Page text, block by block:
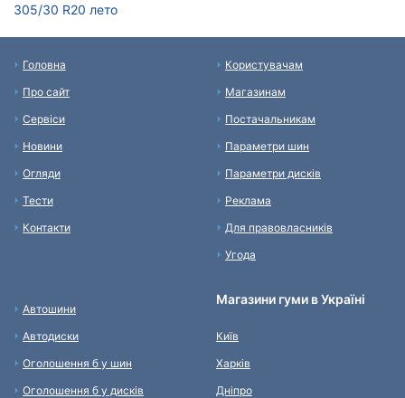
305/30 R20 лето
Головна
Про сайт
Сервіси
Новини
Огляди
Тести
Контакти
Користувачам
Магазинам
Постачальникам
Параметри шин
Параметри дисків
Реклама
Для правовласників
Угода
Автошини
Автодиски
Оголошення б у шин
Оголошення б у дисків
Магазини гуми в Україні
Київ
Харків
Дніпро